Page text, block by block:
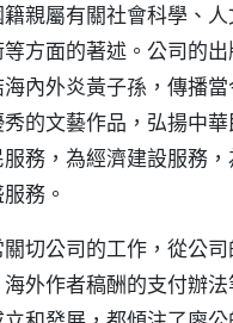
親屬有關社會科學、人
方面的著述。公司的
內外炎黃子孫，傳播
的文藝作品，弘揚中
務，為經濟建設服務，
務。
切公司的工作，從公
外作者稿酬的支付辦